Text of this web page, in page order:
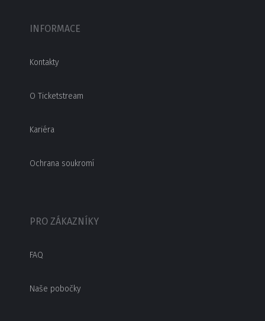
INFORMACE
Kontakty
O Ticketstream
Kariéra
Ochrana soukromí
PRO ZÁKAZNÍKY
FAQ
Naše pobočky